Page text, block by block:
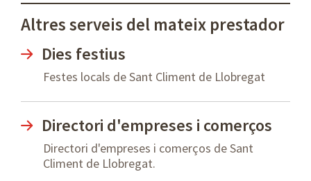
Altres serveis del mateix prestador
Dies festius
Festes locals de Sant Climent de Llobregat
Directori d'empreses i comerços
Directori d'empreses i comerços de Sant
Climent de Llobregat.